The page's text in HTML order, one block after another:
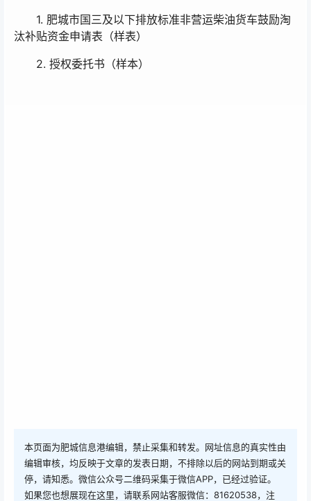
1. 肥城市国三及以下排放标准非营运柴油货车鼓励淘
汰补贴资金申请表（样表）
2. 授权委托书（样本）
本页面为肥城信息港编辑，禁止采集和转发。网址信息的真实性由
编辑审核，均反映于文章的发表日期，不排除以后的网站到期或关
停，请知悉。微信公众号二维码采集于微信APP，已经过验证。
如果您也想展现在这里，请联系网站客服微信：81620538，注